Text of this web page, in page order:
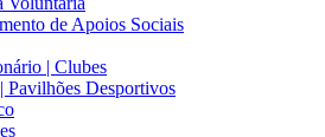
de Apoios Sociais
| Clubes
Pavilhões Desportivos